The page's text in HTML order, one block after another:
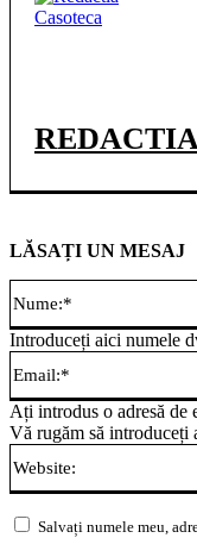
LĂSAȚI UN MESAJ
Introduceți aici numele
Ați introdus o adresă de
Vă rugăm să introduceți
Salvați numele meu,